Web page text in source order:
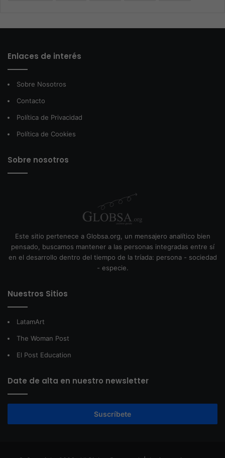
Enlaces de interés
Sobre Nosotros
Contacto
Política de Privacidad
Política de Cookies
Sobre nosotros
Este sitio pertenece a Globsa.org, un mensajero analítico bien
pensado, buscamos mantener a las personas integradas entre sí
en el desarrollo dentro del tiempo de la tríada: persona - sociedad
- especie.
Nuestros Sitios
LatamArt
The Woman Post
El Post Education
Date de alta en nuestro newsletter
Suscríbete